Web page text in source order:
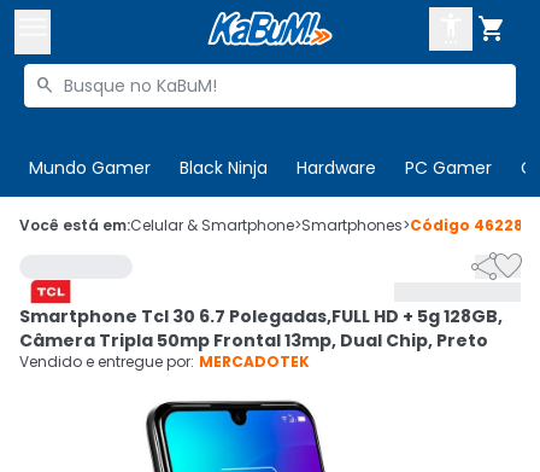

Buscar produtos

Mundo Gamer Black Ninja Hardware PC Gamer
 Olá. Acesse sua conta

 Cupons
Ativar tradutor em libras
CADASTRE-SE
Você está em:Celular & Smartphone>Smartphones>Código 462285

Smartphone Tcl 30 6.7 Polegadas,FULL HD + 5g 128GB,
Câmera Tripla 50mp Frontal 13mp, Dual Chip, Preto
Vendido e entregue por: MERCADOTEK